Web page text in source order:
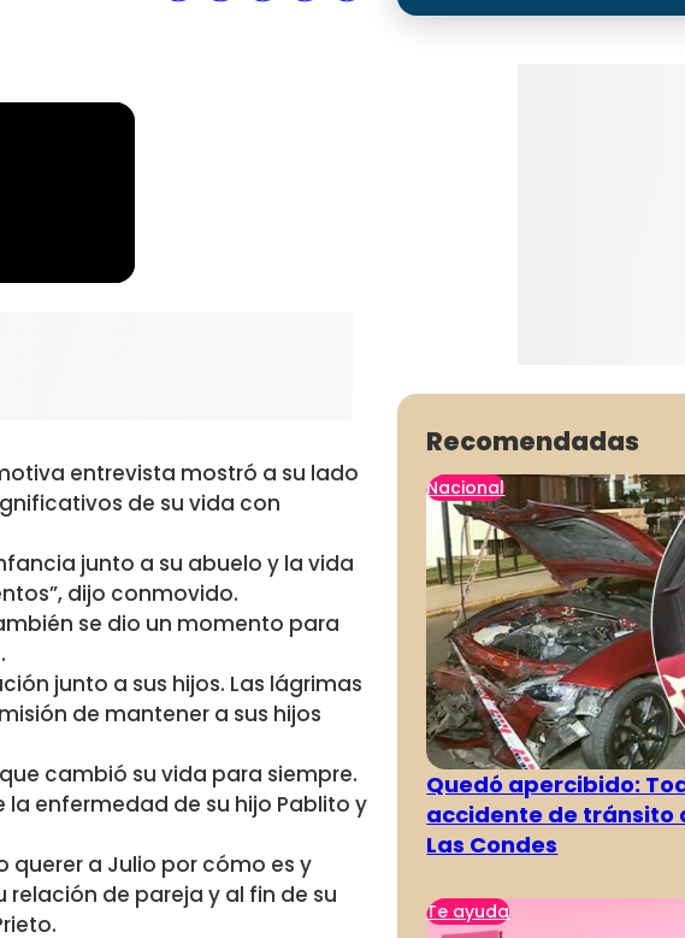
entrevista mostró a su lado
de su vida con
junto a su abuelo y la vida
dijo conmovido.
se dio un momento para
junto a sus hijos. Las lágrimas
de mantener a sus hijos
cambió su vida para siempre.
enfermedad de su hijo Pablito y
querer a Julio por cómo es y
relación de pareja y al fin de su
Recomendadas
Nacional
Quedó apercibido:
accidente de tránsito
Las Condes
Te ayuda